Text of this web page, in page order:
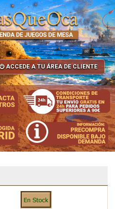
ACCEDE A TU ÁREA DE CLIENTE